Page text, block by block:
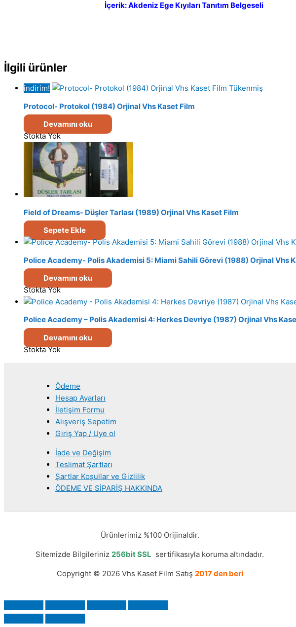
İçerik: Akdeniz Ege Kıyıları Tanıtım Belgeseli
İlgili ürünler
indirim!
Tükenmiş
Protocol- Protokol (1984) Orjinal Vhs Kaset Film
Devamını oku
Stokta Yok
Field of Dreams- Düşler Tarlası (1989) Orjinal Vhs Kaset Film
Sepete Ekle
Police Academy- Polis Akademisi 5: Miami Sahili Görevi (1988) Orjinal Vhs
Devamını oku
Stokta Yok
Police Academy – Polis Akademisi 4: Herkes Devriye (1987) Orjinal Vhs
Devamını oku
Stokta Yok
Ödeme
Hesap Ayarları
İletişim Formu
Alışveriş Sepetim
Giriş Yap / Uye ol
İade ve Değişim
Teslimat Şartları
Şartlar Koşullar ve Gizlilik
ÖDEME VE SİPARİŞ HAKKINDA
Ürünlerimiz %100 Orijinaldir.
Sitemizde Bilgileriniz 256bit SSL sertifikasıyla koruma altındadır.
Copyright © 2026 Vhs Kaset Film Satış 2017 den beri